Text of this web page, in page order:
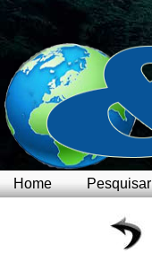
Home Pesquisar